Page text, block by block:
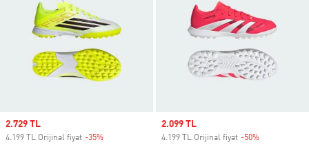
Sale price
2.729 TL
4.199 TL Orijinal fiyat -35%
Sale price
2.099 TL
4.199 TL Orijinal fiyat -50%